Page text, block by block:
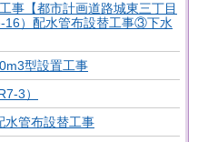
事【都市計画道路城東三丁目
）配水管布設替工事③下水
型設置工事
3）
水管布設替工事